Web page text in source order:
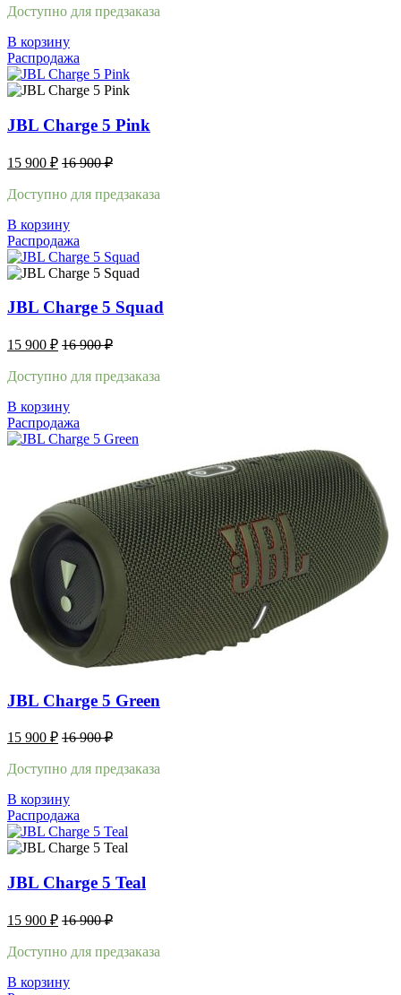
Доступно для предзаказа
В корзину
Распродажа
JBL Charge 5 Pink
15 900 ₽ 16 900₽
Доступно для предзаказа
В корзину
Распродажа
JBL Charge 5 Squad
15 900 ₽ 16 900₽
Доступно для предзаказа
В корзину
Распродажа
JBL Charge 5 Green
15 900 ₽ 16 900₽
Доступно для предзаказа
В корзину
Распродажа
JBL Charge 5 Teal
15 900 ₽ 16 900₽
Доступно для предзаказа
В корзину